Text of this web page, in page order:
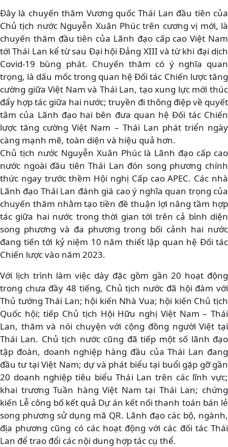
Đây là chuyến thăm Vương quốc Thái Lan đầu tiên của
Chủ tịch nước Nguyễn Xuân Phúc trên cương vị mới, là
chuyến thăm đầu tiên của Lãnh đạo cấp cao Việt Nam
tới Thái Lan kể từ sau Đại hội Đảng XIII và từ khi đại dịch
Covid-19 bùng phát. Chuyến thăm có ý nghĩa quan
trọng, là dấu mốc trong quan hệ Đối tác Chiến lược tăng
cường giữa Việt Nam và Thái Lan, tạo xung lực mới thúc
đẩy hợp tác giữa hai nước; truyền đi thông điệp về quyết
tâm của Lãnh đạo hai bên đưa quan hệ Đối tác Chiến
lược tăng cường Việt Nam – Thái Lan phát triển ngày
càng mạnh mẽ, toàn diện và hiệu quả hơn.
Chủ tịch nước Nguyễn Xuân Phúc là Lãnh đạo cấp cao
nước ngoài đầu tiên Thái Lan đón song phương chính
thức ngay trước thềm Hội nghị Cấp cao APEC. Các nhà
Lãnh đạo Thái Lan đánh giá cao ý nghĩa quan trọng của
chuyến thăm nhằm tạo tiền đề thuận lợi nâng tầm hợp
tác giữa hai nước trong thời gian tới trên cả bình diện
song phương và đa phương trong bối cảnh hai nước
đang tiến tới kỷ niệm 10 năm thiết lập quan hệ Đối tác
Chiến lược vào năm 2023.
Với lịch trình làm việc dày đặc gồm gần 20 hoạt động
trong chưa đầy 48 tiếng, Chủ tịch nước đã hội đàm với
Thủ tướng Thái Lan; hội kiến Nhà Vua; hội kiến Chủ tịch
Quốc hội; tiếp Chủ tịch Hội Hữu nghị Việt Nam – Thái
Lan, thăm và nói chuyện với cộng đồng người Việt tại
Thái Lan. Chủ tịch nước cũng đã tiếp một số lãnh đạo
tập đoàn, doanh nghiệp hàng đầu của Thái Lan đang
đầu tư tại Việt Nam; dự và phát biểu tại buổi gặp gỡ gần
20 doanh nghiệp tiêu biểu Thái Lan trên các lĩnh vực;
khai trương Tuần hàng Việt Nam tại Thái Lan; chứng
kiến Lễ công bố kết quả Dự án kết nối thanh toán bán lẻ
song phương sử dụng mã QR. Lãnh đạo các bộ, ngành,
địa phương cũng có các hoạt động với các đối tác Thái
Lan để trao đổi các nội dung hợp tác cụ thể.